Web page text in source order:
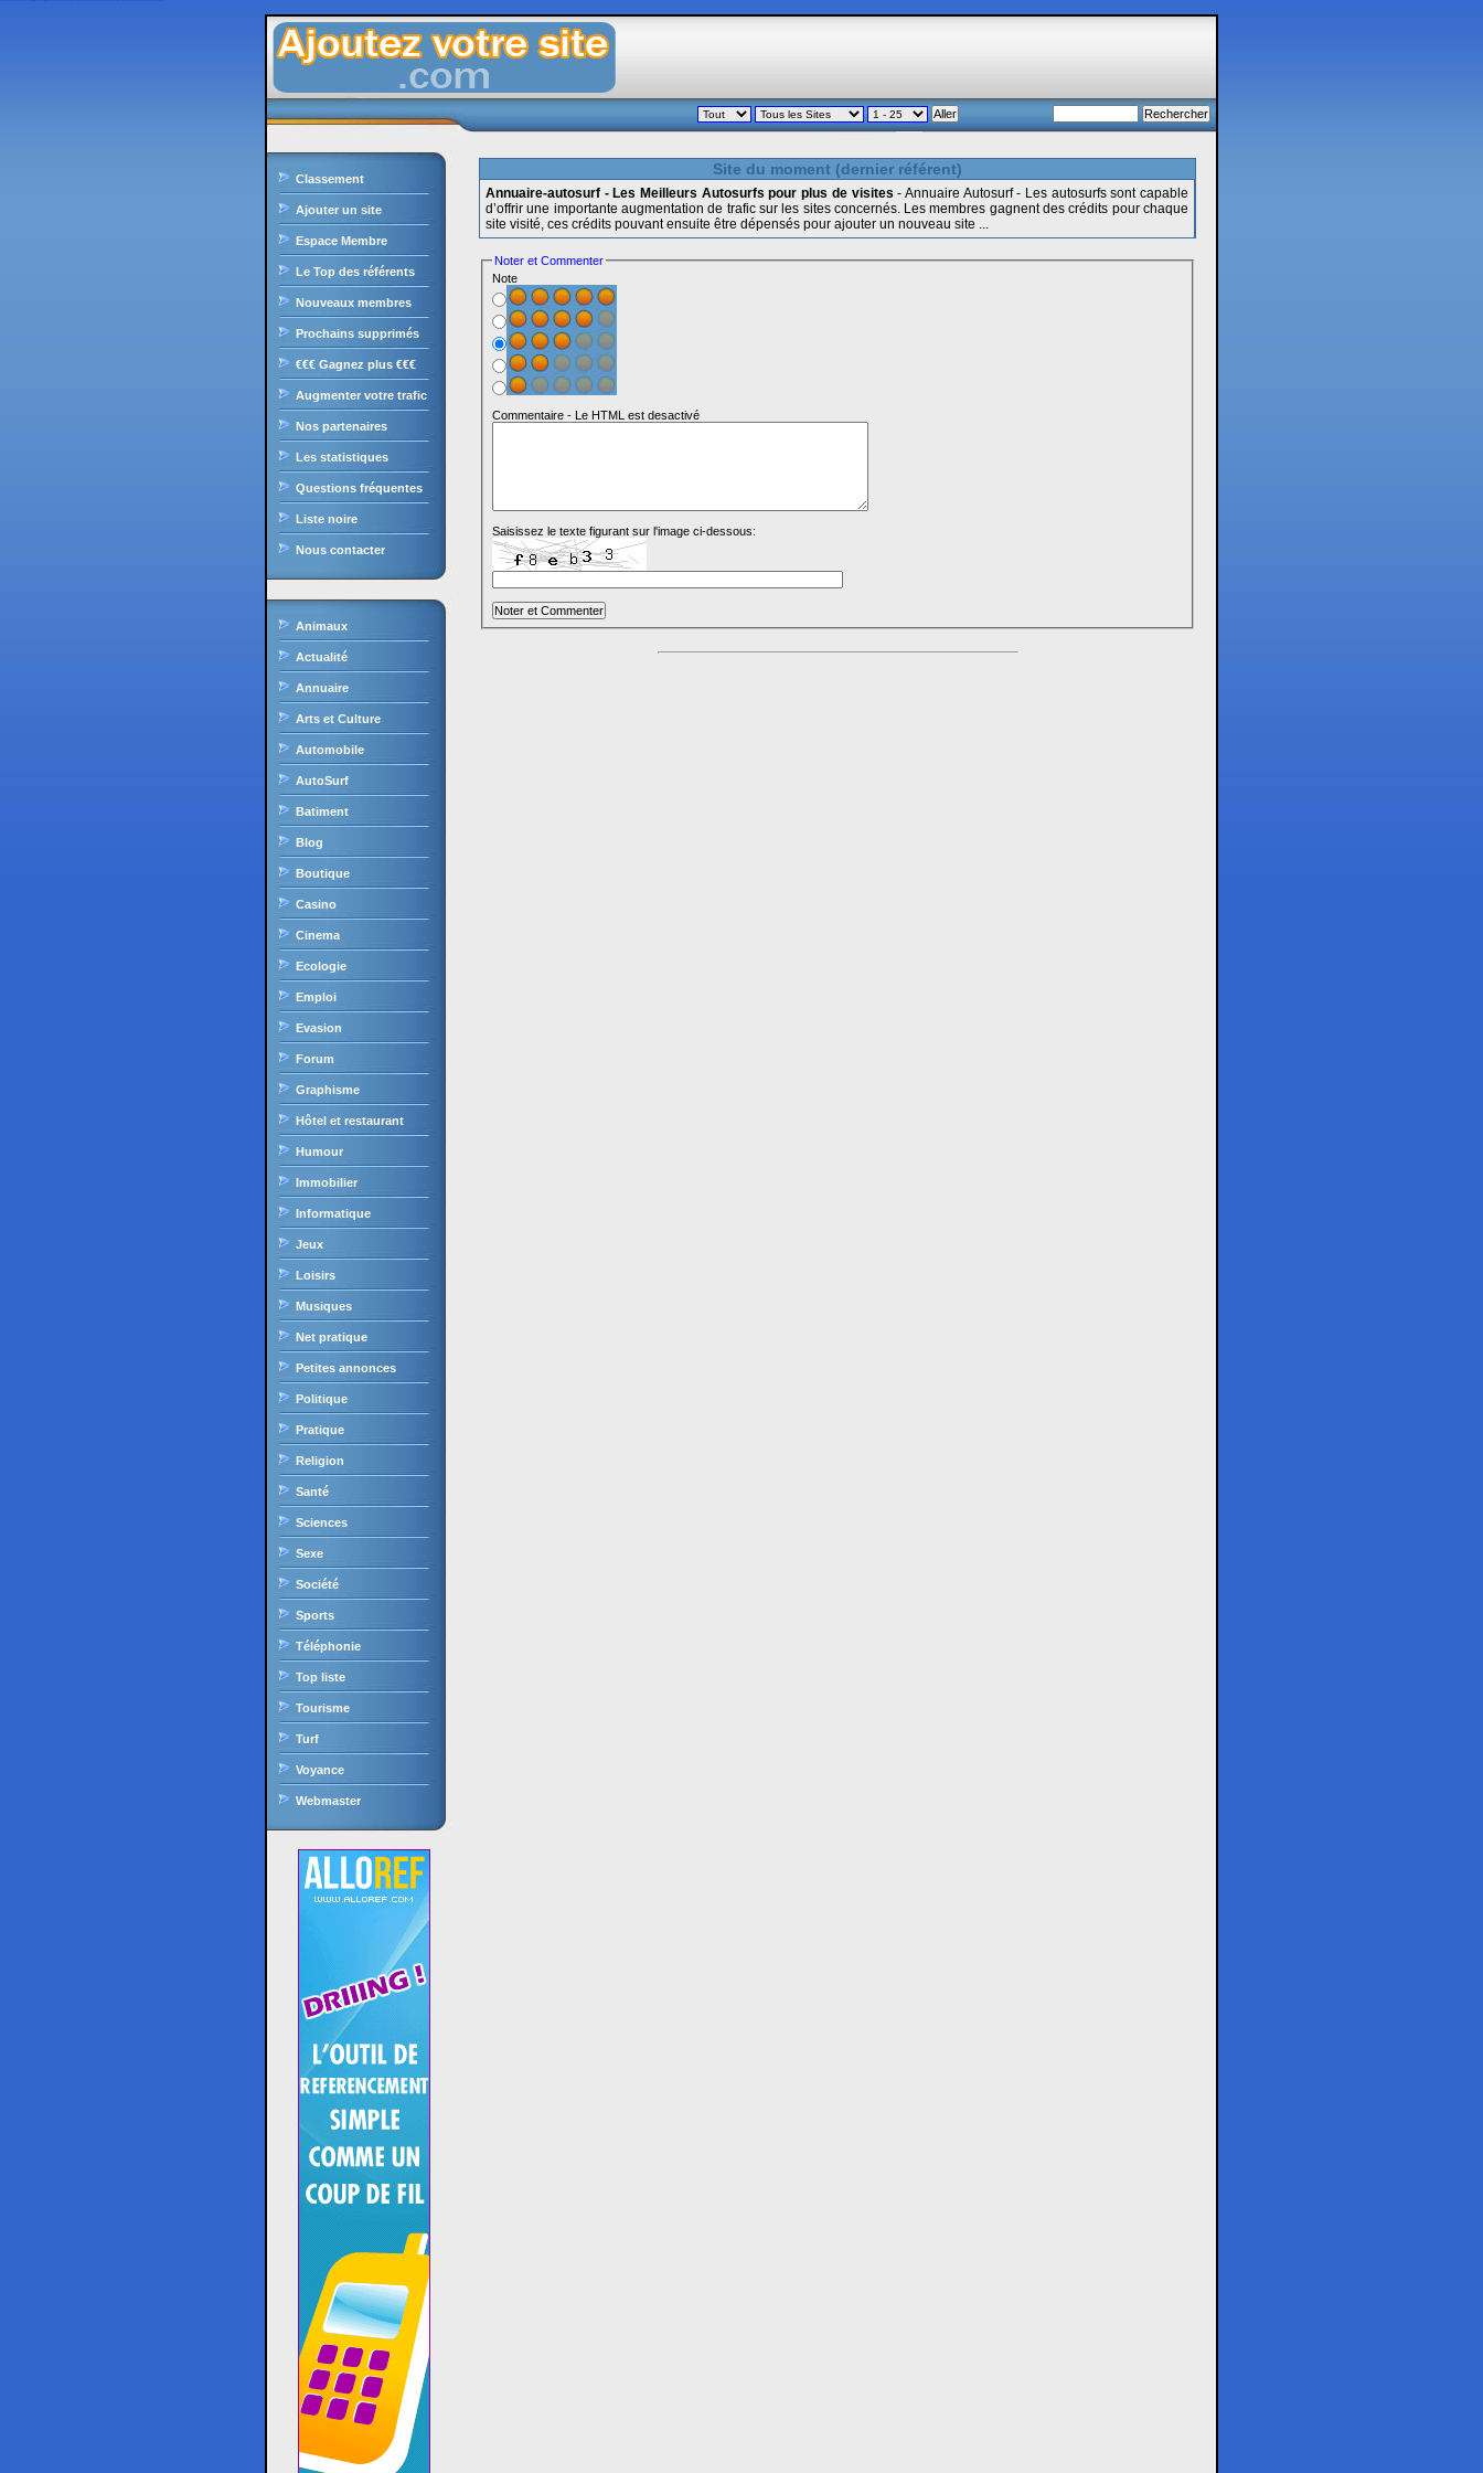
Classement
Ajouter un site
Espace Membre
Le Top des référents
Nouveaux membres
Prochains supprimés
€€€ Gagnez plus €€€
Augmenter votre trafic
Nos partenaires
Les statistiques
Questions fréquentes
Liste noire
Nous contacter
Animaux
Actualité
Annuaire
Arts et Culture
Automobile
AutoSurf
Batiment
Blog
Boutique
Casino
Cinema
Ecologie
Emploi
Evasion
Forum
Graphisme
Hôtel et restaurant
Humour
Immobilier
Informatique
Jeux
Loisirs
Musiques
Net pratique
Petites annonces
Politique
Pratique
Religion
Santé
Sciences
Sexe
Société
Sports
Téléphonie
Top liste
Tourisme
Turf
Voyance
Webmaster
Site du moment (dernier référent)
Annuaire-autosurf - Les Meilleurs Autosurfs pour plus de visites - Annuaire Autosurf - Les autosurfs sont capable
d’offrir une importante augmentation de trafic sur les sites concernés. Les membres gagnent des crédits pour chaque
site visité, ces crédits pouvant ensuite être dépensés pour ajouter un nouveau site ...
Noter et Commenter
Note
Commentaire - Le HTML est desactivé
Saisissez le texte figurant sur l'image ci-dessous: